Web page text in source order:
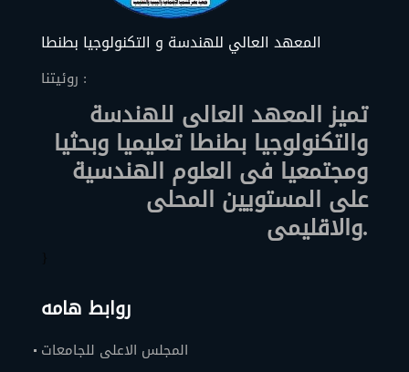
المعهد العالي للهندسة و التكنولوجيا بطنطا
روئيتنا :
والتكنولوجيا بطنطا تعليميا وبحثيا
ومجتمعيا فى العلوم الهندسية
على المستويين المحلى
والاقليمى.
روابط هامه
المجلس الاعلى للجامعات